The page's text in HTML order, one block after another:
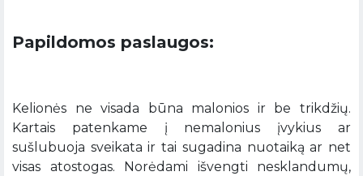
Papildomos paslaugos:
Kelionės ne visada būna malonios ir be trikdžių.
Kartais patenkame į nemalonius įvykius ar
sušlubuoja sveikata ir tai sugadina nuotaiką ar net
visas atostogas. Norėdami išvengti nesklandumų,